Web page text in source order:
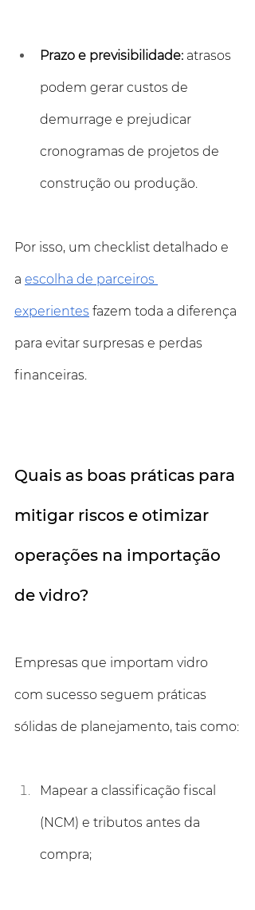
Prazo e previsibilidade: atrasos
podem gerar custos de
demurrage e prejudicar
cronogramas de projetos de
construção ou produção.
Por isso, um checklist detalhado e
a escolha de parceiros
experientes fazem toda a diferença
para evitar surpresas e perdas
financeiras.
Quais as boas práticas para
mitigar riscos e otimizar
operações na importação
de vidro?
Empresas que importam vidro
com sucesso seguem práticas
sólidas de planejamento, tais como:
Mapear a classificação fiscal
(NCM) e tributos antes da
compra;